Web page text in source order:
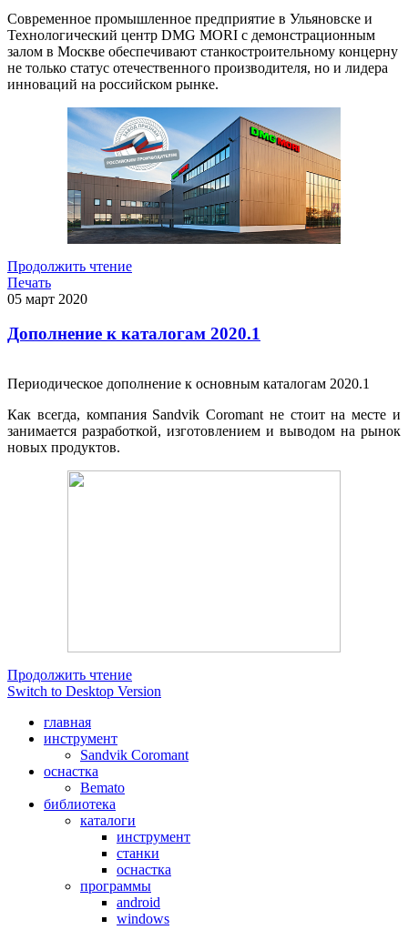
Современное промышленное предприятие в Ульяновске и
Технологический центр DMG MORI с демонстрационным
залом в Москве обеспечивают станкостроительному концерну
не только статус отечественного производителя, но и лидера
инноваций на российском рынке.
Продолжить чтение
Печать
05 март 2020
Дополнение к каталогам 2020.1
Периодическое дополнение к основным каталогам 2020.1
Как всегда, компания Sandvik Coromant не стоит на месте и
занимается разработкой, изготовлением и выводом на рынок
новых продуктов.
Продолжить чтение
Switch to Desktop Version
главная
инструмент
Sandvik Coromant
оснастка
Bemato
библиотека
каталоги
инструмент
станки
оснастка
программы
android
windows